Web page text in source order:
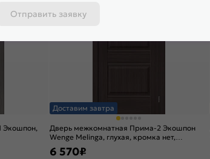
Экошпон,
Доставим завтра
Дверь межкомнатная Прима-2 Экошпон
Wenge Melinga, глухая, кромка нет,
филенчатая
6 570₽
Отправить заявку